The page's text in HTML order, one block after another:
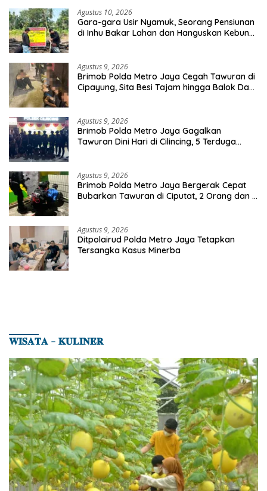
Agustus 10, 2026
Gara-gara Usir Nyamuk, Seorang Pensiunan
di Inhu Bakar Lahan dan Hanguskan Kebun
Agustus 9, 2026
Brimob Polda Metro Jaya Cegah Tawuran di
Cipayung, Sita Besi Tajam hingga Balok Dan
Agustus 9, 2026
Brimob Polda Metro Jaya Gagalkan
Tawuran Dini Hari di Cilincing, 5 Terduga
Agustus 9, 2026
Brimob Polda Metro Jaya Bergerak Cepat
Bubarkan Tawuran di Ciputat, 2 Orang dan 3
Agustus 9, 2026
Ditpolairud Polda Metro Jaya Tetapkan
Tersangka Kasus Minerba
𝐖𝐈𝐒𝐀𝐓𝐀 – 𝐊𝐔𝐋𝐈𝐍𝐄𝐑